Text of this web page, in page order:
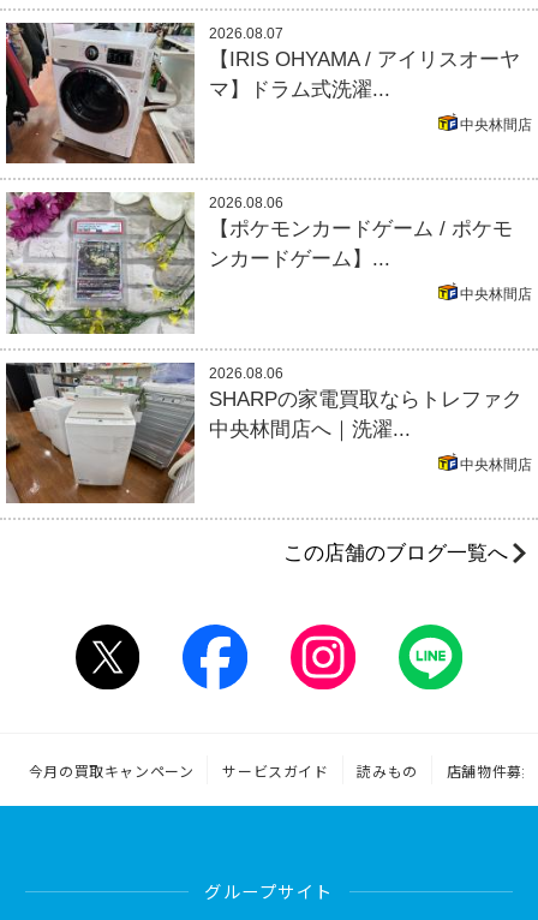
2026.08.07
【IRIS OHYAMA / アイリスオーヤ
マ】ドラム式洗濯...
中央林間店
2026.08.06
【ポケモンカードゲーム / ポケモ
ンカードゲーム】...
中央林間店
2026.08.06
SHARPの家電買取ならトレファク
中央林間店へ｜洗濯...
中央林間店
この店舗のブログ一覧へ
今月の買取キャンペーン サービスガイド 読みもの 店舗物件募集
グループサイト